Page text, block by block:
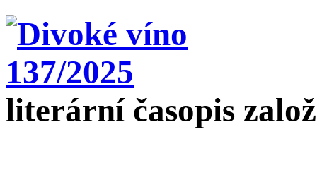
literární časopis